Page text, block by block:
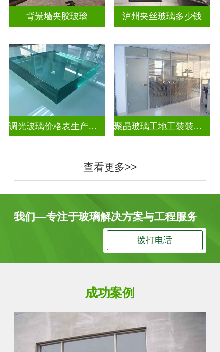
背景墙夹胶玻璃 泸州夹丝玻璃多少钱
调光玻璃价格表生产电话 聚晶玻璃工地工装装饰玻璃
查看更多>>
我们—专注于玻璃解决方案与工程服务
拨打电话
成功案例